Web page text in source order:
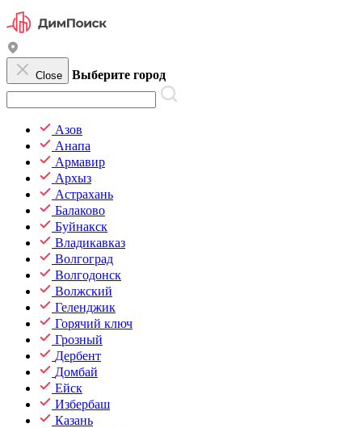
Close Выберите город
Азов
Анапа
Армавир
Архыз
Астрахань
Балаково
Буйнакск
Владикавказ
Волгоград
Волгодонск
Волжский
Геленджик
Горячий ключ
Грозный
Дербент
Домбай
Ейск
Избербаш
Казань